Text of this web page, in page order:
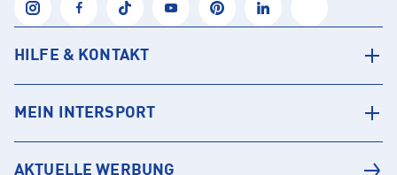
HILFE & KONTAKT
MEIN INTERSPORT
AKTUELLE WERBUNG